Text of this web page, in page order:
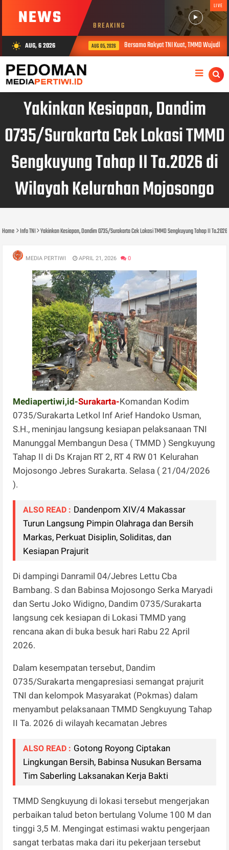
NEWS BREAKING
LIVE
wb_sunny AUG, 6 2026 AUG 05, 2026 Bersama Rakyat TNI Kuat, TMMD
Yakinkan Kesiapan, Dandim
0735/Surakarta Cek Lokasi TMMD
Sengkuyung Tahap II Ta.2026 di
Wilayah Kelurahan Mojosongo
Home Info TNI Yakinkan Kesiapan, Dandim 0735/Surakarta Cek Lokasi TMMD Sengkuyung Tahap II
MEDIA PERTIWI APRIL 21, 2026 0
Mediapertiwi,id-Surakarta-Komandan Kodim
0735/Surakarta Letkol Inf Arief Handoko Usman,
S.H., meninjau langsung kesiapan pelaksanaan TNI
Manunggal Membangun Desa ( TMMD ) Sengkuyung
Tahap II di Ds Krajan RT 2, RT 4 RW 01 Kelurahan
Mojosongo Jebres Surakarta. Selasa ( 21/04/2026
).
ALSO READ : Dandenpom XIV/4 Makassar
Turun Langsung Pimpin Olahraga dan Bersih
Markas, Perkuat Disiplin, Soliditas, dan
Kesiapan Prajurit
Di dampingi Danramil 04/Jebres Lettu Cba
Bambang. S dan Babinsa Mojosongo Serka Maryadi
dan Sertu Joko Widigno, Dandim 0735/Surakarta
langsung cek kesiapan di Lokasi TMMD yang
rencana akan di buka besuk hari Rabu 22 April
2026.
Dalam kesempatan tersebut, Dandim
0735/Surakarta mengapresiasi semangat prajurit
TNI dan kelompok Masyarakat (Pokmas) dalam
menyambut pelaksanaan TMMD Sengkuyung Tahap
II Ta. 2026 di wilayah kecamatan Jebres
ALSO READ : Gotong Royong Ciptakan
Lingkungan Bersih, Babinsa Nusukan Bersama
Tim Saberling Laksanakan Kerja Bakti
TMMD Sengkuyung di lokasi tersebut mengerjakan
perbaikan talud beton bertulang Volume 100 M dan
tinggi 3,5 M. Mengingat estimasi waktu pengerjaan
sangat terbatas maka dari itu pekerjaan tersebut